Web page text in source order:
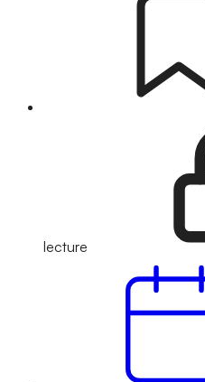
lecture